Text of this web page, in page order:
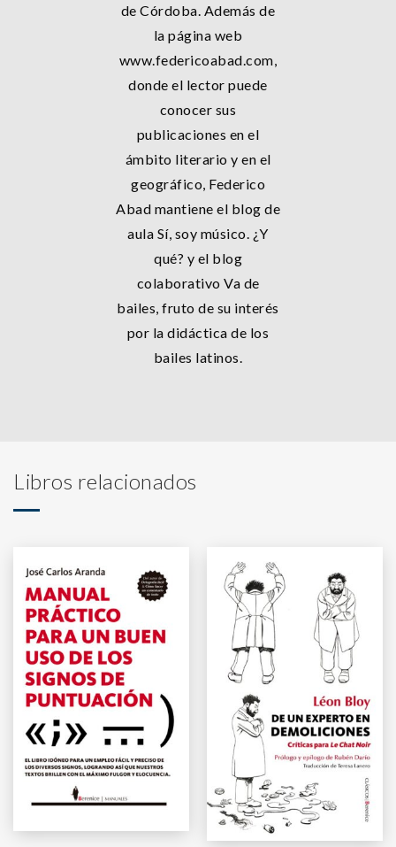
de Córdoba. Además de
la página web
www.federicoabad.com,
donde el lector puede
conocer sus
publicaciones en el
ámbito literario y en el
geográfico, Federico
Abad mantiene el blog de
aula Sí, soy músico. ¿Y
qué? y el blog
colaborativo Va de
bailes, fruto de su interés
por la didáctica de los
bailes latinos.
Libros relacionados